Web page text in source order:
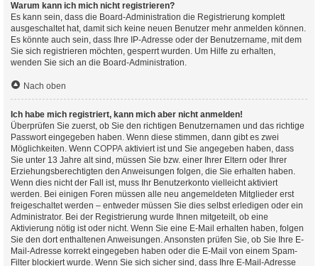
Warum kann ich mich nicht registrieren?
Es kann sein, dass die Board-Administration die Registrierung komplett
ausgeschaltet hat, damit sich keine neuen Benutzer mehr anmelden können.
Es könnte auch sein, dass Ihre IP-Adresse oder der Benutzername, mit dem
Sie sich registrieren möchten, gesperrt wurden. Um Hilfe zu erhalten,
wenden Sie sich an die Board-Administration.
Nach oben
Ich habe mich registriert, kann mich aber nicht anmelden!
Überprüfen Sie zuerst, ob Sie den richtigen Benutzernamen und das richtige
Passwort eingegeben haben. Wenn diese stimmen, dann gibt es zwei
Möglichkeiten. Wenn COPPA aktiviert ist und Sie angegeben haben, dass
Sie unter 13 Jahre alt sind, müssen Sie bzw. einer Ihrer Eltern oder Ihrer
Erziehungsberechtigten den Anweisungen folgen, die Sie erhalten haben.
Wenn dies nicht der Fall ist, muss Ihr Benutzerkonto vielleicht aktiviert
werden. Bei einigen Foren müssen alle neu angemeldeten Mitglieder erst
freigeschaltet werden – entweder müssen Sie dies selbst erledigen oder ein
Administrator. Bei der Registrierung wurde Ihnen mitgeteilt, ob eine
Aktivierung nötig ist oder nicht. Wenn Sie eine E-Mail erhalten haben, folgen
Sie den dort enthaltenen Anweisungen. Ansonsten prüfen Sie, ob Sie Ihre E-
Mail-Adresse korrekt eingegeben haben oder die E-Mail von einem Spam-
Filter blockiert wurde. Wenn Sie sich sicher sind, dass Ihre E-Mail-Adresse